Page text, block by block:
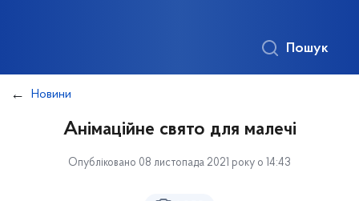
Пошук
Новини
Анімаційне свято для малечі
Опубліковано 08 листопада 2021 року о 14:43